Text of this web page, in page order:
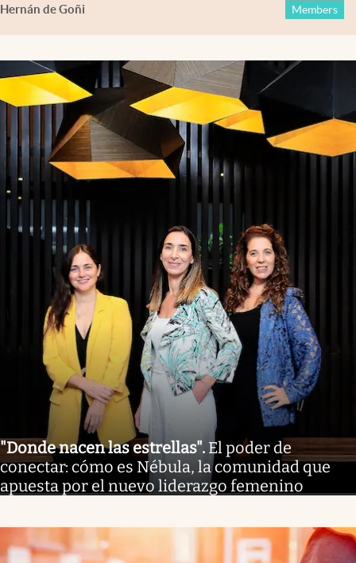
Hernán de Goñi Members
"Donde nacen las estrellas". El poder de
conectar: cómo es Nébula, la comunidad que
apuesta por el nuevo liderazgo femenino